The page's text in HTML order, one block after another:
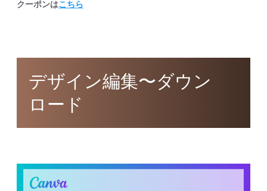
クーポンはこちら
デザイン編集〜ダウン
ロード